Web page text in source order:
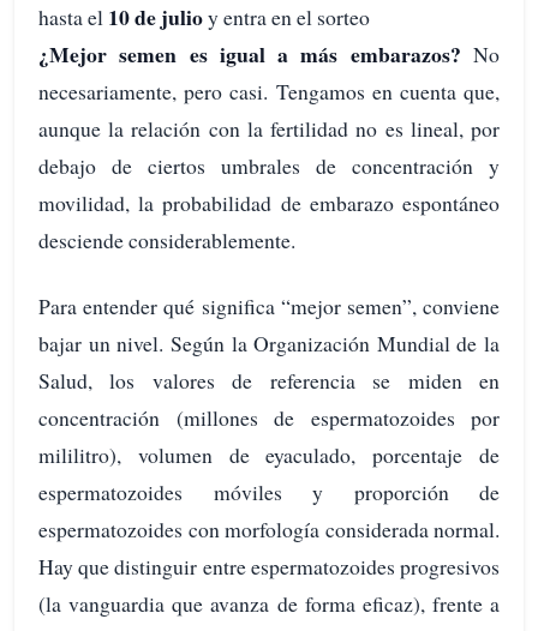
hasta el 10 de julioy entra en el sorteo
¿Mejor semen es igual a más embarazos? No
necesariamente, pero casi. Tengamos en cuenta que,
aunque la relación con la fertilidad no es lineal, por
debajo de ciertos umbrales de concentración y
movilidad, la probabilidad de embarazo espontáneo
desciende considerablemente.
Para entender qué significa “mejor semen”, conviene
bajar un nivel. Según la Organización Mundial de la
Salud, los valores de referencia se miden en
concentración (millones de espermatozoides por
mililitro), volumen de eyaculado, porcentaje de
espermatozoides móviles y proporción de
espermatozoides con morfología considerada normal.
Hay que distinguir entre espermatozoides progresivos
(la vanguardia que avanza de forma eficaz), frente a